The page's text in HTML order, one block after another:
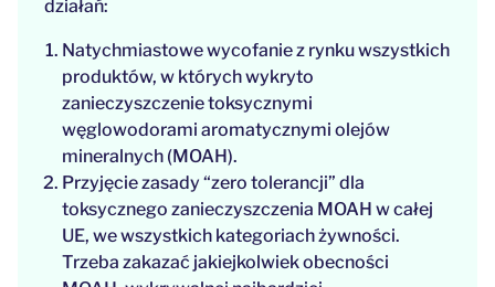
działań:
Natychmiastowe wycofanie z rynku wszystkich
produktów, w których wykryto
zanieczyszczenie toksycznymi
węglowodorami aromatycznymi olejów
mineralnych (MOAH).
Przyjęcie zasady “zero tolerancji” dla
toksycznego zanieczyszczenia MOAH w całej
UE, we wszystkich kategoriach żywności.
Trzeba zakazać jakiejkolwiek obecności